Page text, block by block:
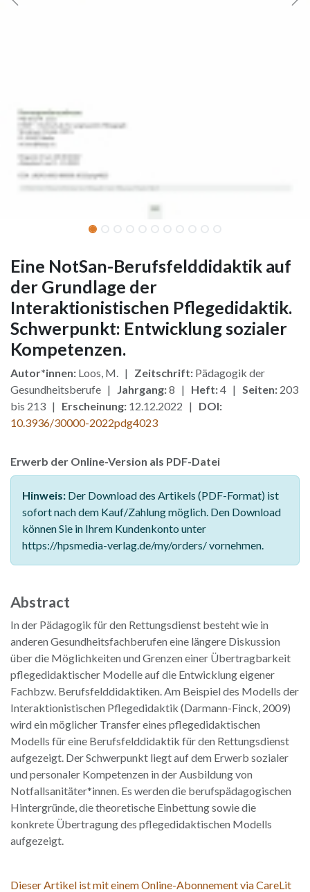
Eine NotSan-Berufsfelddidaktik auf
der Grundlage der
Interaktionistischen Pflegedidaktik.
Schwerpunkt: Entwicklung sozialer
Kompetenzen.
Autor*innen: Loos, M. | Zeitschrift: Pädagogik der
Gesundheitsberufe | Jahrgang:8 | Heft:4 | Seiten: 203
bis 213 | Erscheinung: 12.12.2022 | DOI:
10.3936/30000-2022pdg4023
Erwerb der Online-Version als PDF-Datei
Hinweis: Der Download des Artikels (PDF-Format) ist
sofort nach dem Kauf/Zahlung möglich. Den Download
können Sie in Ihrem Kundenkonto unter
https://hpsmedia-verlag.de/my/orders/ vornehmen.
Abstract
In der Pädagogik für den Rettungsdienst besteht wie in
anderen Gesundheitsfachberufen eine längere Diskussion
über die Möglichkeiten und Grenzen einer Übertragbarkeit
pflegedidaktischer Modelle auf die Entwicklung eigener
Fachbzw. Berufsfelddidaktiken. Am Beispiel des Modells der
Interaktionistischen Pflegedidaktik (Darmann-Finck, 2009)
wird ein möglicher Transfer eines pflegedidaktischen
Modells für eine Berufsfelddidaktik für den Rettungsdienst
aufgezeigt. Der Schwerpunkt liegt auf dem Erwerb sozialer
und personaler Kompetenzen in der Ausbildung von
Notfallsanitäter*innen. Es werden die berufspädagogischen
Hintergründe, die theoretische Einbettung sowie die
konkrete Übertragung des pflegedidaktischen Modells
aufgezeigt.
Dieser Artikel ist mit einem Online-Abonnement via CareLit